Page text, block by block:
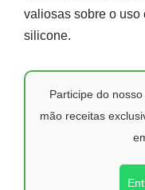
valiosas sobre o uso
silicone.
Participe do
mão receitas